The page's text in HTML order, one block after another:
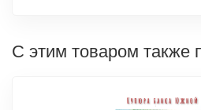
С этим товаром также